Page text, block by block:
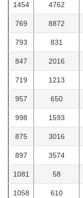
1454 4762
769 8872
793 831
847 2016
719 1213
957 650
998 1593
875 3016
897 3574
1081 58
1058 610